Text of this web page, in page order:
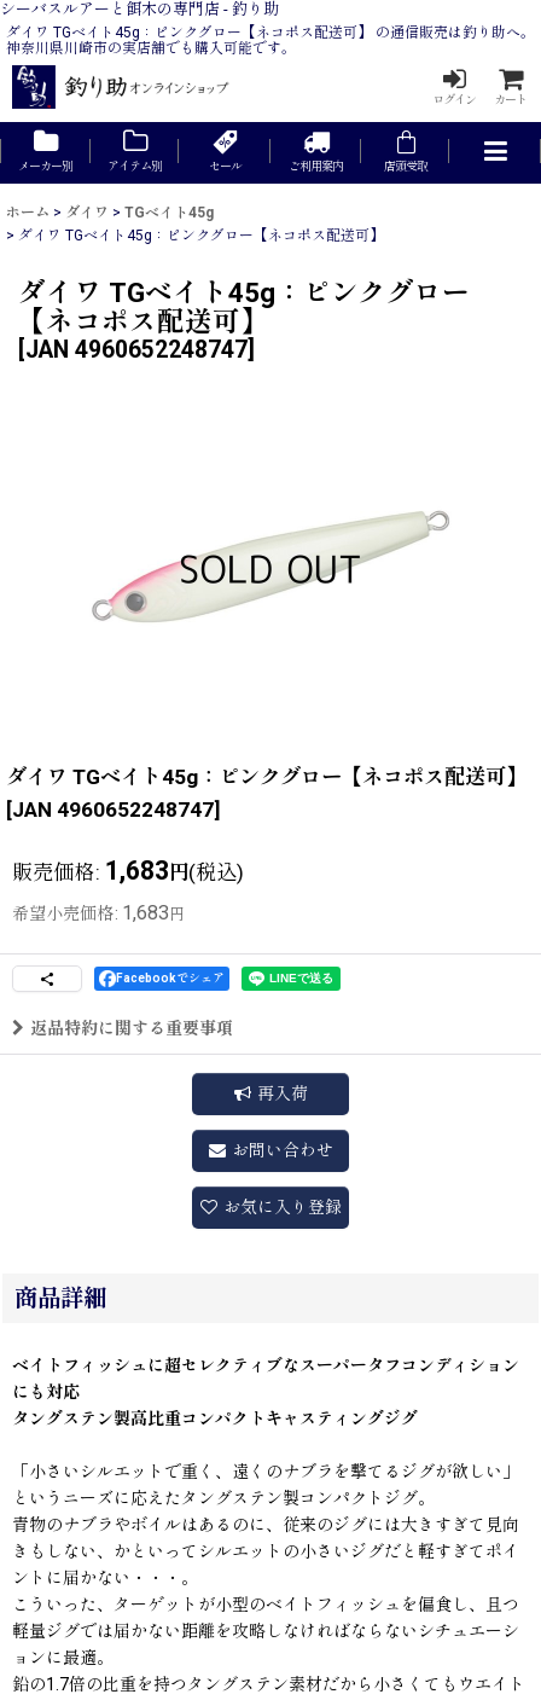
シーバスルアーと餌木の専門店 - 釣り助
ダイワ TGベイト45g：ピンクグロー【ネコポス配送可】 の通信販売は釣り助へ。
神奈川県川崎市の実店舗でも購入可能です。
ログイン カート
メーカー別 アイテム別 セール ご利用案内 店頭受取
ホーム > ダイワ > TGベイト45g
> ダイワ TGベイト45g：ピンクグロー【ネコポス配送可】
ダイワ TGベイト45g：ピンクグロー
【ネコポス配送可】
JAN 4960652248747
ダイワ TGベイト45g：ピンクグロー【ネコポス配送可】
[JAN 4960652248747]
販売価格: 1,683円(税込)
希望小売価格: 1,683 円
Facebookでシェア
返品特約に関する重要事項
再入荷
お問い合わせ
お気に入り登録
商品詳細
ベイトフィッシュに超セレクティブなスーパータフコンディション
にも対応
タングステン製高比重コンパクトキャスティングジグ
「小さいシルエットで重く、遠くのナブラを撃てるジグが欲しい」
というニーズに応えたタングステン製コンパクトジグ。
青物のナブラやボイルはあるのに、従来のジグには大きすぎて見向
きもしない、かといってシルエットの小さいジグだと軽すぎてポイ
ントに届かない・・・。
こういった、ターゲットが小型のベイトフィッシュを偏食し、且つ
軽量ジグでは届かない距離を攻略しなければならないシチュエーシ
ョンに最適。
鉛の1.7倍の比重を持つタングステン素材だから小さくてもウエイト